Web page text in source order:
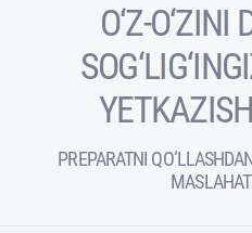
O‘Z-
PREPARATNI